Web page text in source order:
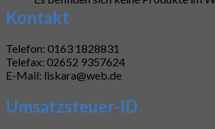
Kontakt
Telefon: 0163 1828831
Telefax: 02652 9357624
E-Mail: liskara@web.de
Umsatzsteuer-ID